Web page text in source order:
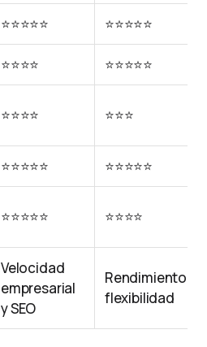
⭐⭐⭐⭐⭐ ⭐⭐⭐⭐⭐
⭐⭐⭐⭐ ⭐⭐⭐⭐⭐
⭐⭐⭐⭐ ⭐⭐⭐
⭐⭐⭐⭐⭐ ⭐⭐⭐⭐⭐
⭐⭐⭐⭐⭐ ⭐⭐⭐⭐
Velocidad
empresarial
y SEO
Rendimiento y
flexibilidad